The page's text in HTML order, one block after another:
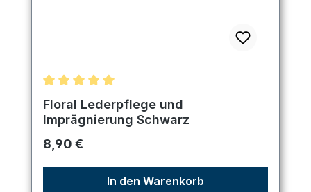
Durchschnittliche Bewertung von 5 von 5 Sternen
Floral Lederpflege und
Imprägnierung Schwarz
Regulärer Preis:
8,90 €
In den Warenkorb